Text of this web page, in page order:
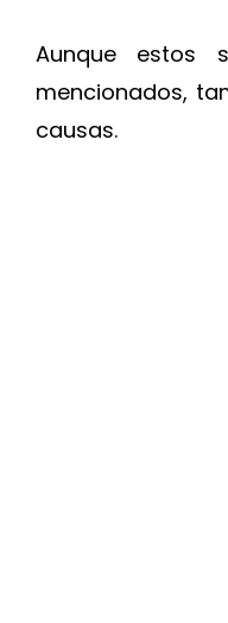
Aunque estos
mencionados,
causas.